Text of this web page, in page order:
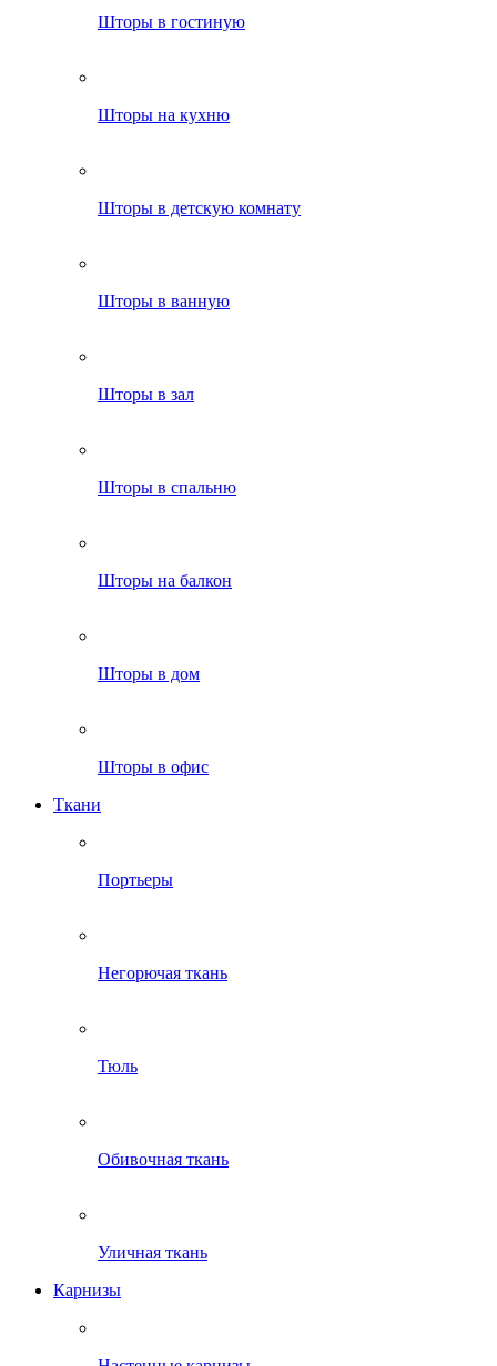
Шторы в гостиную
Шторы на кухню
Шторы в детскую комнату
Шторы в ванную
Шторы в зал
Шторы в спальню
Шторы на балкон
Шторы в дом
Шторы в офис
Ткани
Портьеры
Негорючая ткань
Тюль
Обивочная ткань
Уличная ткань
Карнизы